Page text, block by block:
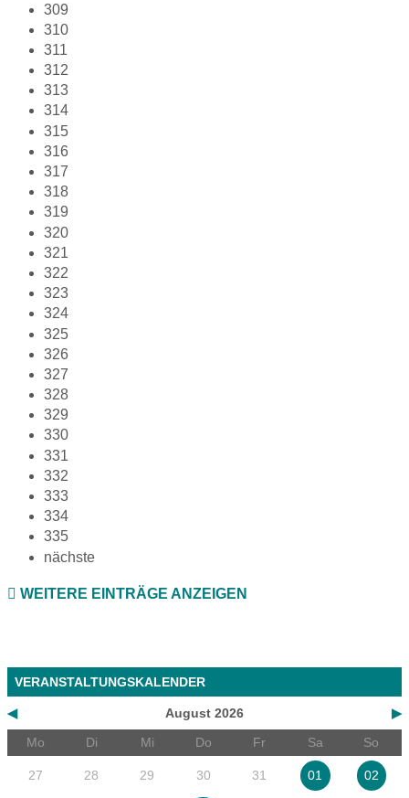
309
310
311
312
313
314
315
316
317
318
319
320
321
322
323
324
325
326
327
328
329
330
331
332
333
334
335
nächste
WEITERE EINTRÄGE ANZEIGEN
VERANSTALTUNGSKALENDER
◀ ▶
August 2026
Mo
Di Mi Do Fr Sa So
27 28 29 30 31 01 02